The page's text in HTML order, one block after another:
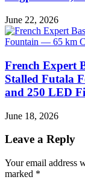
June 22, 2026
French Expert
Stalled Futala
and 250 LED
June 18, 2026
Leave a Reply
Your email address
marked *